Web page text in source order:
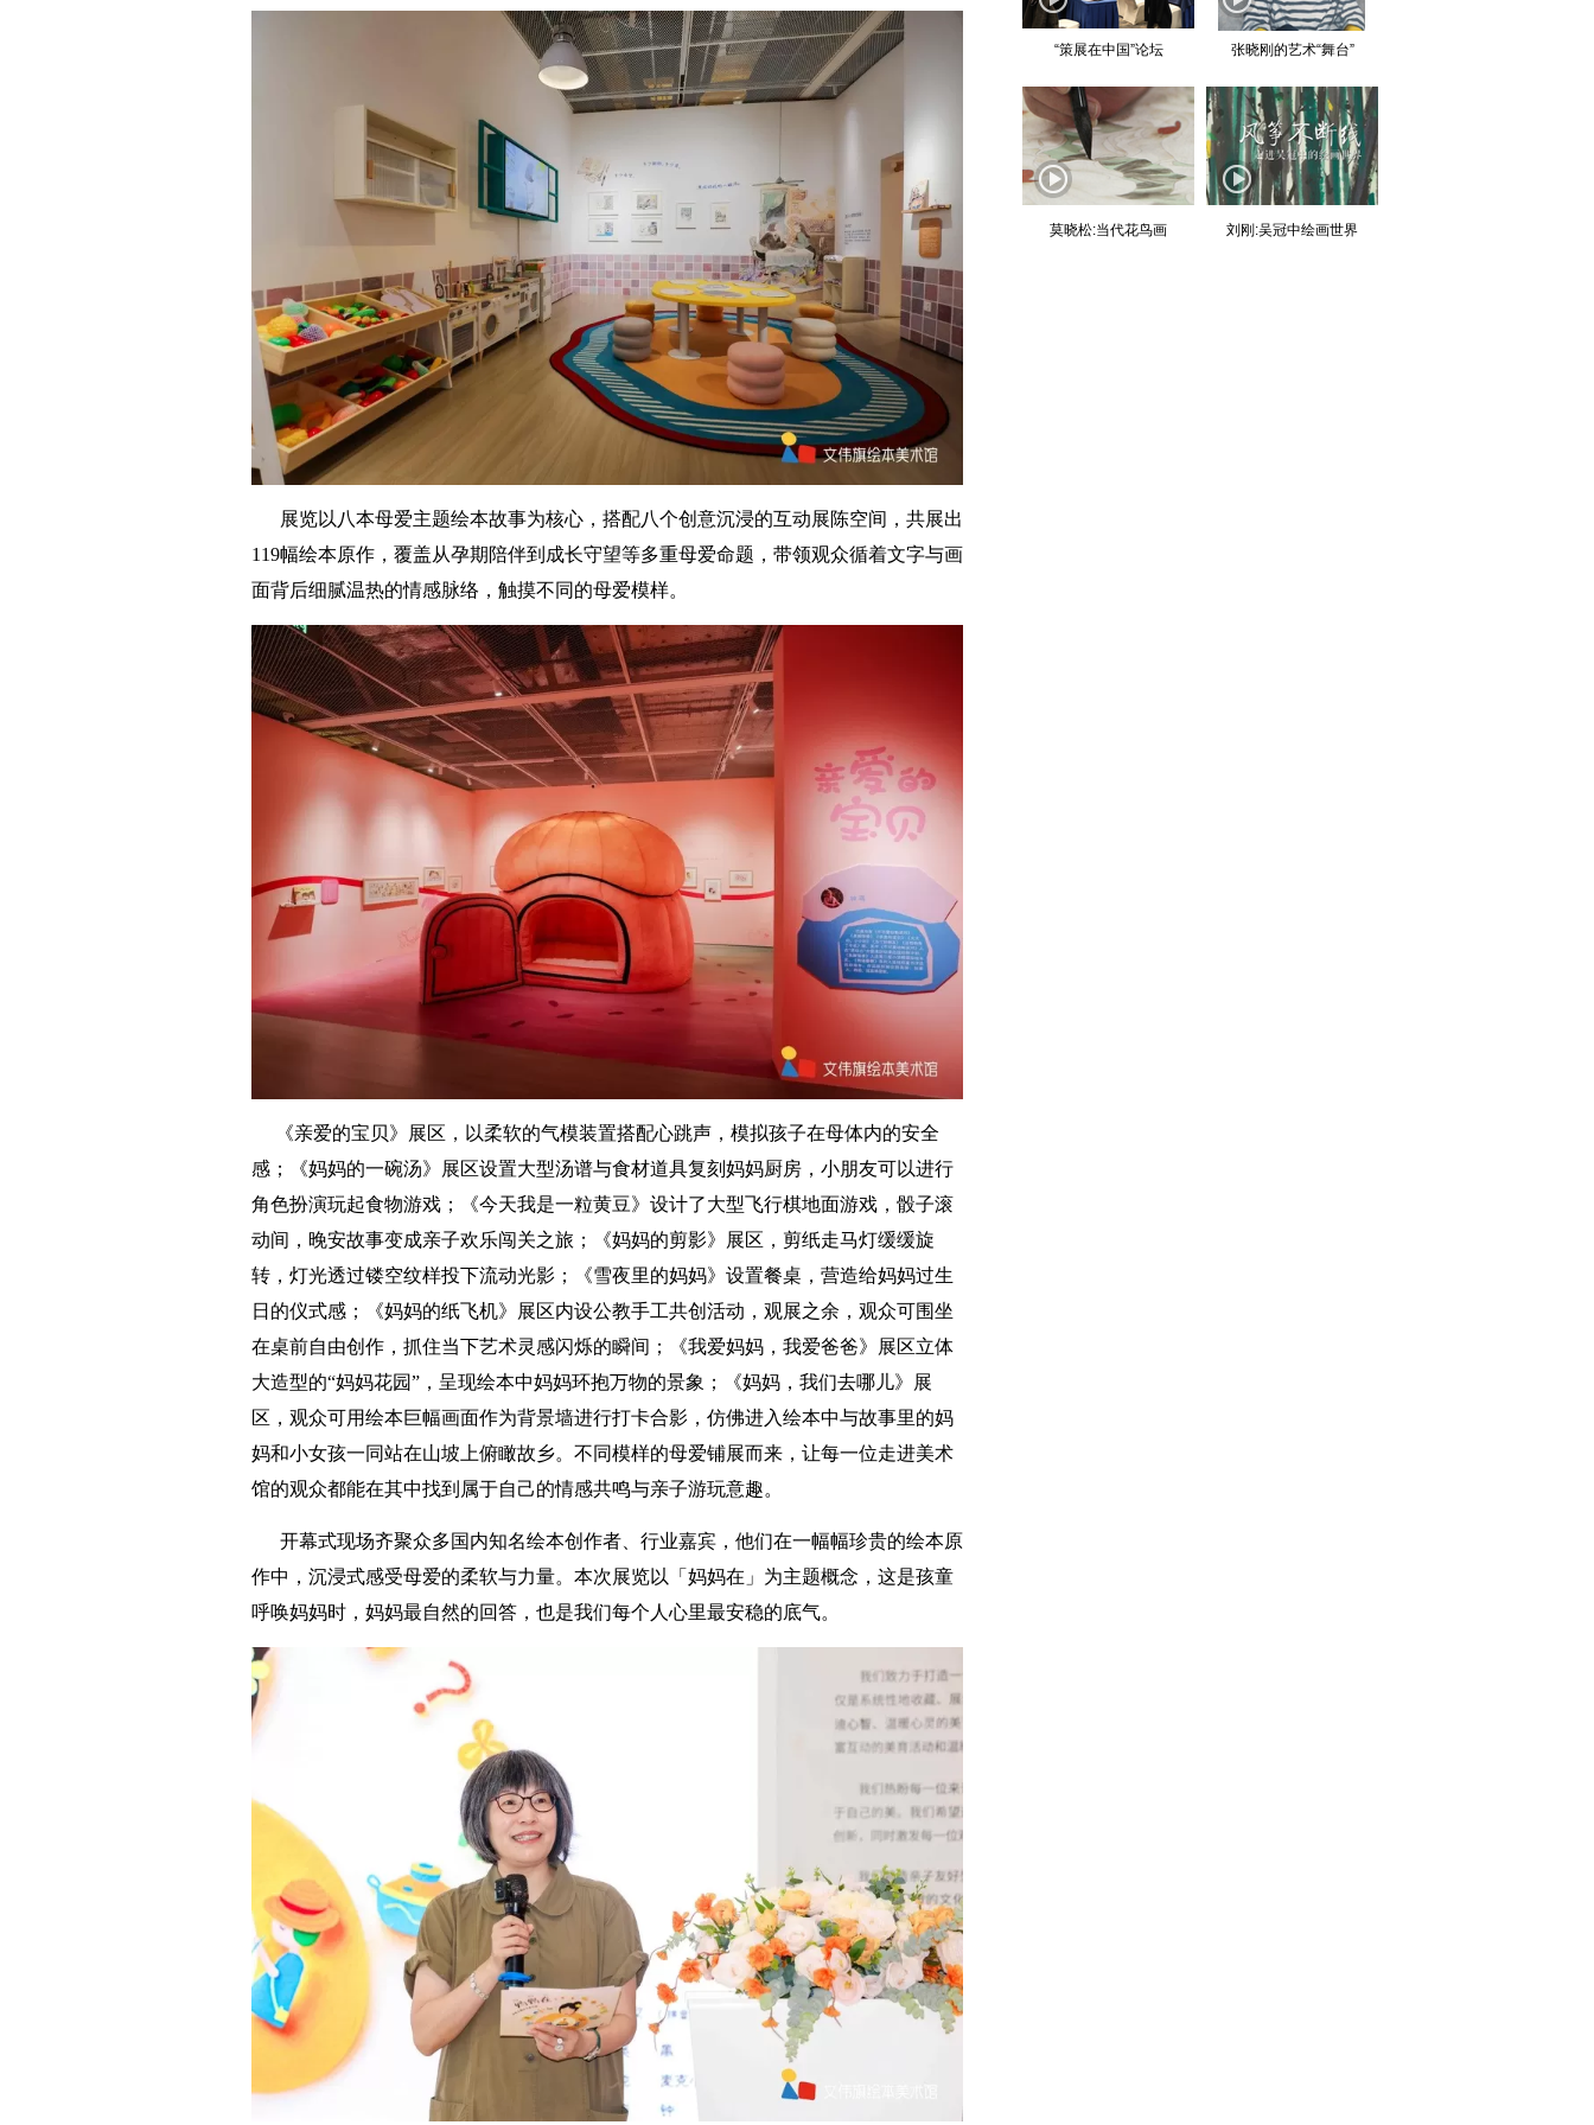
展览以八本母爱主题绘本故事为核心，搭配八个创意沉浸的互动展陈空间，共展出
119幅绘本原作，覆盖从孕期陪伴到成长守望等多重母爱命题，带领观众循着文字与画
面背后细腻温热的情感脉络，触摸不同的母爱模样。
《亲爱的宝贝》展区，以柔软的气模装置搭配心跳声，模拟孩子在母体内的安全
感；《妈妈的一碗汤》展区设置大型汤谱与食材道具复刻妈妈厨房，小朋友可以进行
角色扮演玩起食物游戏；《今天我是一粒黄豆》设计了大型飞行棋地面游戏，骰子滚
动间，晚安故事变成亲子欢乐闯关之旅；《妈妈的剪影》展区，剪纸走马灯缓缓旋
转，灯光透过镂空纹样投下流动光影；《雪夜里的妈妈》设置餐桌，营造给妈妈过生
日的仪式感；《妈妈的纸飞机》展区内设公教手工共创活动，观展之余，观众可围坐
在桌前自由创作，抓住当下艺术灵感闪烁的瞬间；《我爱妈妈，我爱爸爸》展区立体
大造型的“妈妈花园”，呈现绘本中妈妈环抱万物的景象；《妈妈，我们去哪儿》展
区，观众可用绘本巨幅画面作为背景墙进行打卡合影，仿佛进入绘本中与故事里的妈
妈和小女孩一同站在山坡上俯瞰故乡。不同模样的母爱铺展而来，让每一位走进美术
馆的观众都能在其中找到属于自己的情感共鸣与亲子游玩意趣。
开幕式现场齐聚众多国内知名绘本创作者、行业嘉宾，他们在一幅幅珍贵的绘本原
作中，沉浸式感受母爱的柔软与力量。本次展览以「妈妈在」为主题概念，这是孩童
呼唤妈妈时，妈妈最自然的回答，也是我们每个人心里最安稳的底气。
“策展在中国”论坛 张晓刚的艺术“舞台”
莫晓松:当代花鸟画 刘刚:吴冠中绘画世界